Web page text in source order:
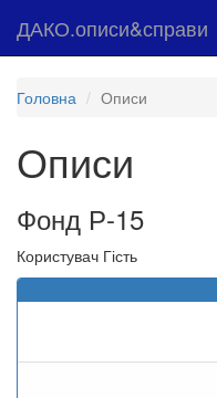
ДАКО.описи&справи
Головна Описи
Описи
Фонд Р-15
Користувач Гість